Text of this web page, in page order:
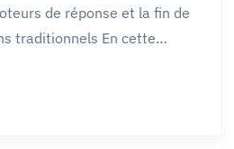
de réponse et la fin de
traditionnels En cette…